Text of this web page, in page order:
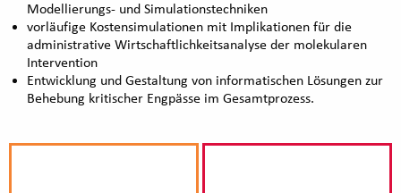
Modellierungs- und Simulationstechniken
vorläufige Kostensimulationen mit Implikationen für die
administrative Wirtschaftlichkeitsanalyse der molekularen
Intervention
Entwicklung und Gestaltung von informatischen Lösungen zur
Behebung kritischer Engpässe im Gesamtprozess.